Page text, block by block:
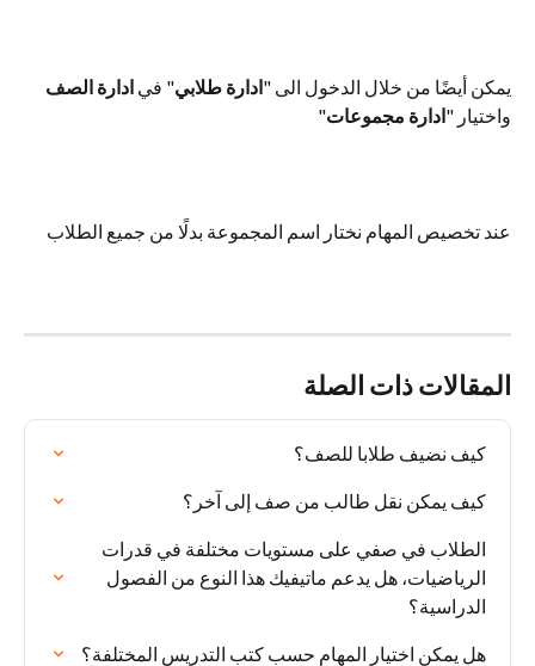
يمكن أيضًا من خلال الدخول الى "ادارة طلابي" في ادارة الصف
واختيار "ادارة مجموعات"
عند تخصيص المهام نختار اسم المجموعة بدلًا من جميع الطلاب
المقالات ذات الصلة
كيف نضيف طلابا للصف؟
كيف يمكن نقل طالب من صف إلى آخر؟
الطلاب في صفي على مستويات مختلفة في قدرات
الرياضيات، هل يدعم ماتيفيك هذا النوع من الفصول
الدراسية؟
هل يمكن اختيار المهام حسب كتب التدريس المختلفة؟